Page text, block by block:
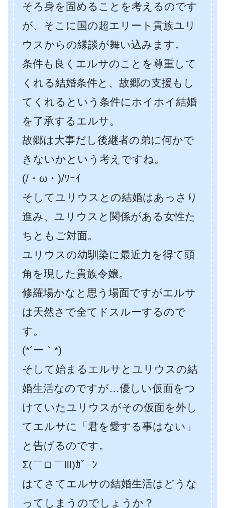
そろ身を固めることを考えるのです
が、そこに国の超エリート貴族ユリ
ウスからの縁談が舞い込みます。
条件も良くエルサのことを尊重して
くれる結婚条件と、故郷の支援もし
てくれるという条件にホイホイ結婚
を了承するエルサ。
故郷は大事だし後継者の弟に何かで
きないかという考えですね。
(/・ω・)/ﾜｰｲ
そしてユリウスとの結婚はあっさり
進み、ユリウスと関係がある女性た
ちともご対面。
ユリウスの幼馴染に最近力を得て頭
角を現した貴族令嬢。
修羅場かなと思う場面ですがエルサ
は天然さで全てドスルーするので
す。
(*´ー｀*)
そして始まるエルサとユリウスの結
婚生活なのですが…優しい仮面をつ
けていたユリウスがその仮面を外し
てエルサに「君を愛する事はない」
と告げるのです。
Σ(￣ロ￣lll)ｶﾞｰﾝ
はてさてエルサの結婚生活はどうな
ってしまうのでしょうか？